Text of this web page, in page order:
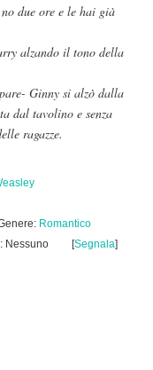
due ore e le hai già
alzando il tono della
Ginny si alzò dalla
dal tavolino e senza
ragazze.
Romantico
Nessuno [Segnala]